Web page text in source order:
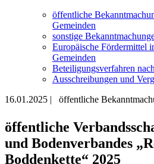
öffentliche
Gemeinden
sonstige
Europäische Fördermittel
Gemeinden
Beteiligungsverfahren
Ausschreibungen und
16.01.2025 | öffentliche
öffentliche
und Bodenverbandes
Boddenkette“ 2025